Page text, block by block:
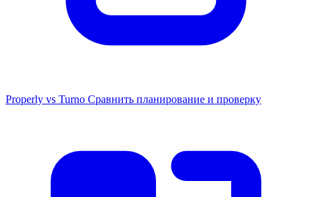
Properly vs Turno Сравнить планирование и проверку